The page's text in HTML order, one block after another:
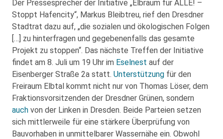
Der Pressesprecher der Initiative „Elbraum für ALLE! –
Stoppt Hafencity“, Markus Bleibtreu, rief den Dresdner
Stadtrat dazu auf, „die sozialen und ökologischen Folgen
[…] zu hinterfragen und gegebenenfalls das gesamte
Projekt zu stoppen“. Das nächste Treffen der Initiative
findet am 8. Juli um 19 Uhr im Eselnest auf der
Eisenberger Straße 2a statt. Unterstützung für den
Freiraum Elbtal kommt nicht nur von Thomas Löser, dem
Fraktionsvorsitzenden der Dresdner Grünen, sondern
auch von der Linken in Dresden. Beide Parteien setzen
sich mittlerweile für eine stärkere Überprüfung von
Bauvorhaben in unmittelbarer Wassernähe ein. Obwohl